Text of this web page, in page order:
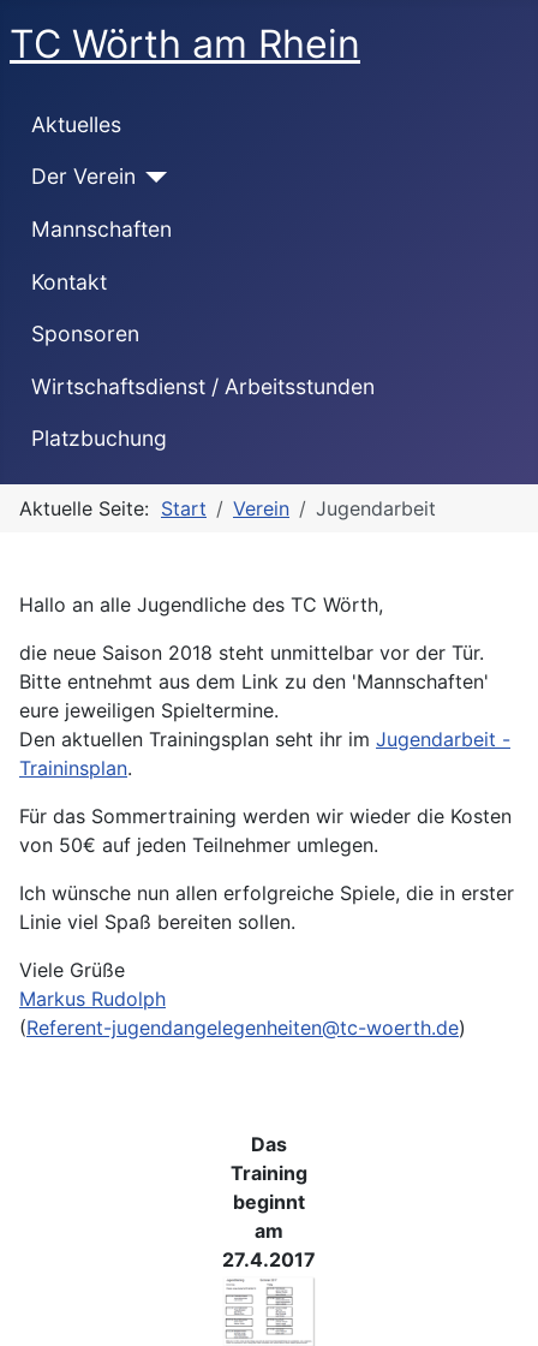
TC Wörth am Rhein
Aktuelles
Der Verein
Mannschaften
Kontakt
Sponsoren
Wirtschaftsdienst / Arbeitsstunden
Platzbuchung
Aktuelle Seite: Start Verein Jugendarbeit
Hallo an alle Jugendliche des TC Wörth,
die neue Saison 2018 steht unmittelbar vor der Tür.
Bitte entnehmt aus dem Link zu den 'Mannschaften'
eure jeweiligen Spieltermine.
Den aktuellen Trainingsplan seht ihr im Jugendarbeit -
Traininsplan.
Für das Sommertraining werden wir wieder die Kosten
von 50€ auf jeden Teilnehmer umlegen.
Ich wünsche nun allen erfolgreiche Spiele, die in erster
Linie viel Spaß bereiten sollen.
Viele Grüße
Markus Rudolph
(Referent-jugendangelegenheiten@tc-woerth.de)
Das
Training
beginnt
am
27.4.2017